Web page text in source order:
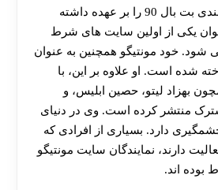
مدیریت سایت شرط‌ بندی بت بال 90 را بر عهده داشته
یکی از اولین سایت‌ های شرط‌
شود. خود مونتیگو همچنین به عنوان
شده است. او علاوه بر این، با
بهزاد لیتو، حصین ابلیس، و
منتشر کرده است. وی در دنیای
دارد. بسیاری از افرادی که
دارند، نمایندگان سایت مونتیگو
بوده‌ اند.